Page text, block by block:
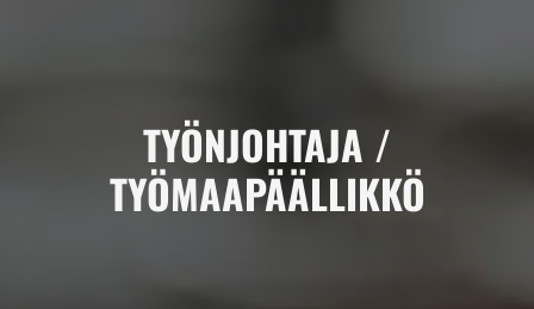
TYÖNJOHTAJA /
TYÖMAAPÄÄLLIKKÖ